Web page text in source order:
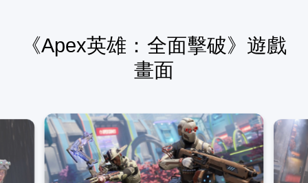
《Apex英雄：全面擊破》遊戲
畫面